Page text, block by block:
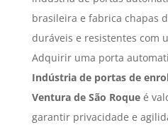
brasileira e fabrica chapas
duráveis e resistentes com
Adquirir uma porta
Indústria de portas de
Ventura de São Roqueé
garantir privacidade e